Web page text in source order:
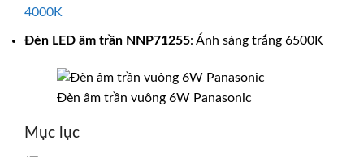
4000K
Đèn LED âm trần NNP71255: Ánh sáng trắng 6500K
Đèn âm trần vuông 6W Panasonic
Mục lục